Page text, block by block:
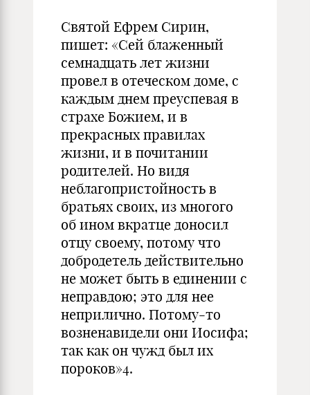
Святой Ефрем Сирин,
пишет: «Сей блаженный
семнадцать лет жизни
провел в отеческом доме, с
каждым днем преуспевая в
страхе Божием, и в
прекрасных правилах
жизни, и в почитании
родителей. Но видя
неблагопристойность в
братьях своих, из многого
об ином вкратце доносил
отцу своему, потому что
добродетель действительно
не может быть в единении с
неправдою; это для нее
неприлично. Потому-то
возненавидели они Иосифа;
так как он чужд был их
пороков»4.